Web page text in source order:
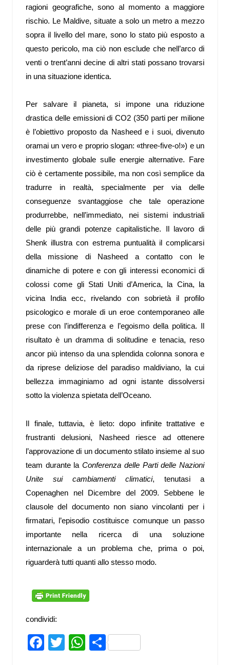
ragioni geografiche, sono al momento a maggiore
rischio. Le Maldive, situate a solo un metro a mezzo
sopra il livello del mare, sono lo stato più esposto a
questo pericolo, ma ciò non esclude che nell’arco di
venti o trent’anni decine di altri stati possano trovarsi
in una situazione identica.
Per salvare il pianeta, si impone una riduzione
drastica delle emissioni di CO2 (350 parti per milione
è l’obiettivo proposto da Nasheed e i suoi, divenuto
oramai un vero e proprio slogan: «three-five-o!») e un
investimento globale sulle energie alternative. Fare
ciò è certamente possibile, ma non così semplice da
tradurre in realtà, specialmente per via delle
conseguenze svantaggiose che tale operazione
produrrebbe, nell’immediato, nei sistemi industriali
delle più grandi potenze capitalistiche. Il lavoro di
Shenk illustra con estrema puntualità il complicarsi
della missione di Nasheed a contatto con le
dinamiche di potere e con gli interessi economici di
colossi come gli Stati Uniti d’America, la Cina, la
vicina India ecc, rivelando con sobrietà il profilo
psicologico e morale di un eroe contemporaneo alle
prese con l’indifferenza e l’egoismo della politica. Il
risultato è un dramma di solitudine e tenacia, reso
ancor più intenso da una splendida colonna sonora e
da riprese deliziose del paradiso maldiviano, la cui
bellezza immaginiamo ad ogni istante dissolversi
sotto la violenza spietata dell’Oceano.
Il finale, tuttavia, è lieto: dopo infinite trattative e
frustranti delusioni, Nasheed riesce ad ottenere
l’approvazione di un documento stilato insieme al suo
team durante laConferenza delle Parti delle Nazioni
Unite sui cambiamenti climatici, tenutasi a
Copenaghen nel Dicembre del 2009. Sebbene le
clausole del documento non siano vincolanti per i
firmatari, l’episodio costituisce comunque un passo
importante nella ricerca di una soluzione
internazionale a un problema che, prima o poi,
riguarderà tutti quanti allo stesso modo.
condividi:
Facebook
TwitterWhatsApp
Share